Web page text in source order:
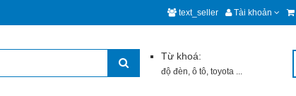
text_seller Tài khoản
Từ khoá:
độ đèn,ô tô,toyota ...